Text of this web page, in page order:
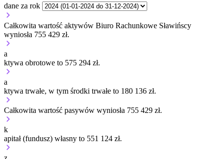
dane za rok
Całkowita wartość aktywów Biuro Rachunkowe Sławińscy
wyniosła 755 429 zł.
a
ktywa obrotowe to 575 294 zł.
a
ktywa trwałe, w tym środki trwałe to 180 136 zł.
Całkowita wartość pasywów wyniosła 755 429 zł.
k
apitał (fundusz) własny to 551 124 zł.